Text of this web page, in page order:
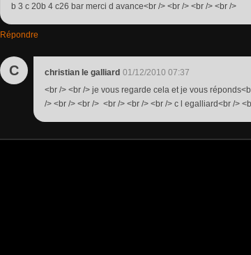
b 3 c 20b 4 c26 bar merci d avance<br /> <br /> <br /> <br />
Répondre
C christian le galliard 01/12/2010 07:37
<br /> <br /> je vous regarde cela et je vous
/> <br /> <br /> <br /> <br /> <br /> c l egalliard<br />